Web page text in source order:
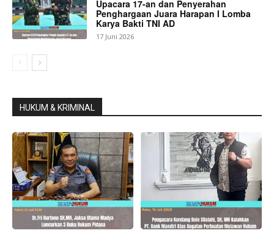
Upacara 17-an dan Penyerahan
Penghargaan Juara Harapan I Lomba
Karya Bakti TNI AD
17 Juni 2026
HUKUM & KRIMINAL